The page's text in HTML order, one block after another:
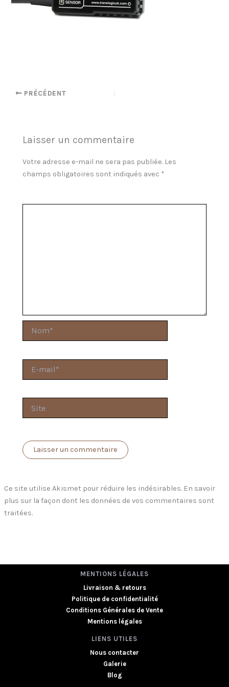
PRÉCÉDENT
Laisser un commentaire
Votre adresse e-mail ne sera pas publiée. Les
champs obligatoires sont indiqués avec *
mail*
Ce site utilise Akismet pour réduire les indésirables. En savoir
plus sur la façon dont les données de vos commentaires sont
traitées.
MENTIONS LÉGALES
Livraison & retours
Politique de confidentialité
Conditions Générales de Vente
Mentions légales
LIENS UTILES
Nous contacter
Galerie
Blog